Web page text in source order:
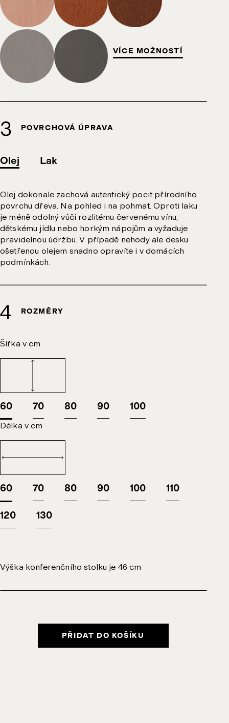
VÍCE MOŽNOSTÍ
POVRCHOVÁ ÚPRAVA
Olej Lak
Olej dokonale zachová autentický pocit přírodního
povrchu dřeva. Na pohled i na pohmat. Oproti laku
je méně odolný vůči rozlitému červenému vínu,
dětskému jídlu nebo horkým nápojům a vyžaduje
pravidelnou údržbu. V případě nehody ale desku
ošetřenou olejem snadno opravíte i v domácích
podmínkách.
ROZMĚRY
Šířka v cm
60 70 80 90 100
Délka v cm
60 70 80 90 100 110
120 130
Výška konferenčního stolku je 46 cm
PŘIDAT DO KOŠÍKU